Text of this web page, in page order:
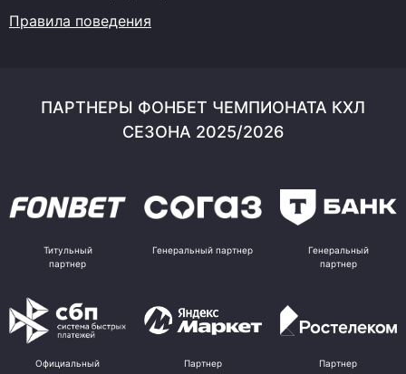
Правила поведения
ПАРТНЕРЫ ФОНБЕТ ЧЕМПИОНАТА КХЛ
СЕЗОНА 2025/2026
Титульный
партнер
Генеральный партнер
Генеральный
партнер
Официальный
Партнер Партнер